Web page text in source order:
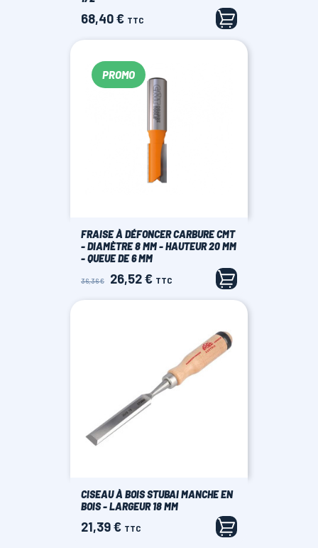
Prix
68,40 € TTC
PROMO
FRAISE À DÉFONCER CARBURE CMT
- DIAMÈTRE 8 MM - HAUTEUR 20 MM
- QUEUE DE 6 MM
Prix
36,36 € Prix
26,52 € TTC
CISEAU À BOIS STUBAI MANCHE EN
BOIS - LARGEUR 18 MM
Prix
21,39 € TTC